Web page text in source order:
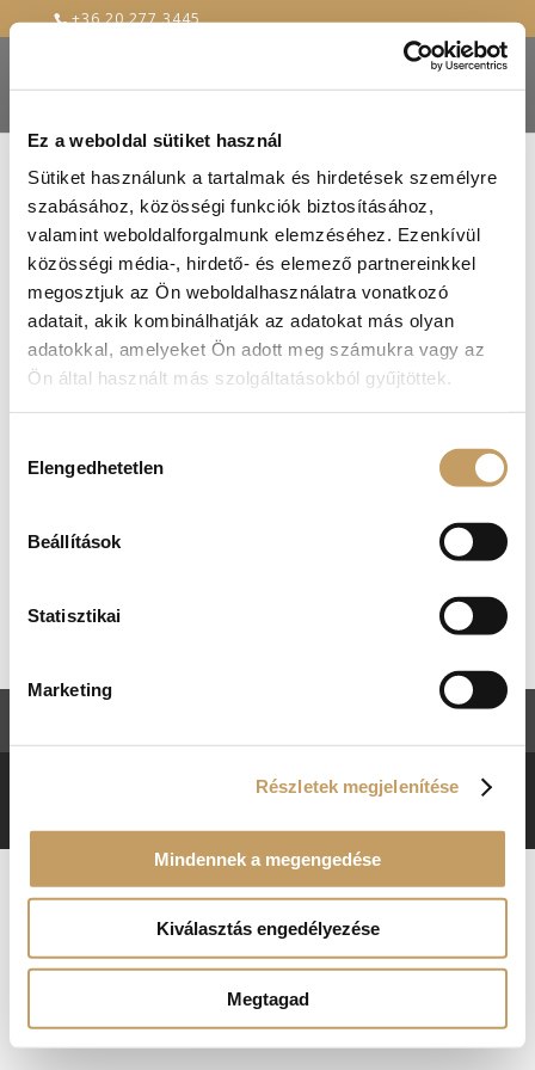
Ez a weboldal sütiket használ
Sütiket használunk a tartalmak és hirdetések személyre
szabásához, közösségi funkciók biztosításához,
valamint weboldalforgalmunk elemzéséhez. Ezenkívül
közösségi média-, hirdető- és elemező partnereinkkel
megosztjuk az Ön weboldalhasználatra vonatkozó
adatait, akik kombinálhatják az adatokat más olyan
adatokkal, amelyeket Ön adott meg számukra vagy az
Ön által használt más szolgáltatásokból gyűjtöttek.
kiválasztása
Elengedhetetlen
Beállítások
Statisztikai
Marketing
Részletek megjelenítése
Mindennek a megengedése
Kiválasztás engedélyezése
Megtagad
+36 20 277 3445
Receptek a középkorból – „Jer, immár nyúljunk
az malaczokhoz”
2016-nov-25|blog
Ha középkori életérzés, akkor malacsütés. Lelki
szemeink előtt egész biztosan meglátjuk a
nyárson forgatott malacot, ha szóba kerül a
érinti....
Nincsenek termékek a kosárban.
RENAISSANCE ÉTTEREM © 2018. MINDEN JOG